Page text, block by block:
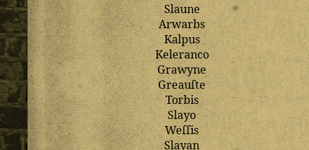
Slaune
Arwarbs
Kalpus
Keleranco
Grawyne
Greauſte
Torbis
Slayo
Weſſis
Slayan